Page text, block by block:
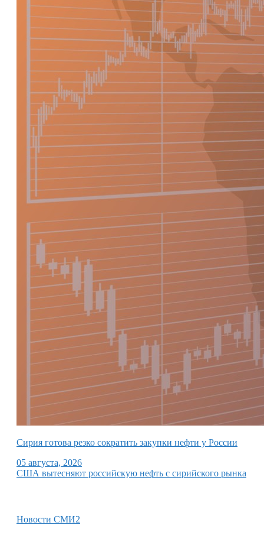
Сирия готова резко сократить закупки нефти у России
05 августа, 2026
США вытесняют российскую нефть с сирийского рынка
Новости СМИ2